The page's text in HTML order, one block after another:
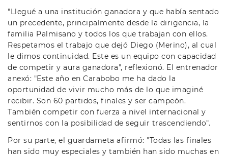
"Llegué a una institución ganadora y que había sentado
un precedente, principalmente desde la dirigencia, la
familia Palmisano y todos los que trabajan con ellos.
Respetamos el trabajo que dejó Diego (Merino), al cual
le dimos continuidad. Este es un equipo con capacidad
de competir y aura ganadora", reflexionó. El entrenador
anexó: "Este año en Carabobo me ha dado la
oportunidad de vivir mucho más de lo que imaginé
recibir. Son 60 partidos, finales y ser campeón.
También competir con fuerza a nivel internacional y
sentirnos con la posibilidad de seguir trascendiendo".
Por su parte, el guardameta afirmó: "Todas las finales
han sido muy especiales y también han sido muchas en